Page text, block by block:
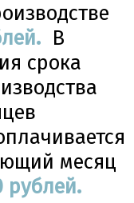
В
срока
месяц
рублей.